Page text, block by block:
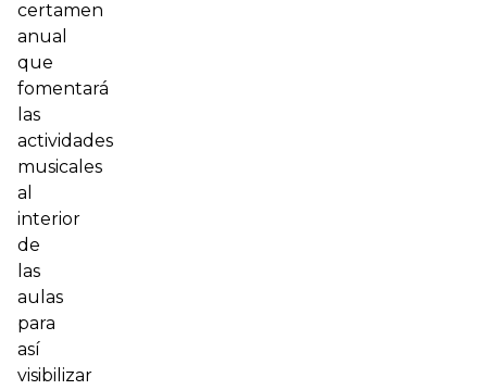
certamen
anual
que
fomentará
las
actividades
musicales
al
interior
de
las
aulas
para
así
visibilizar